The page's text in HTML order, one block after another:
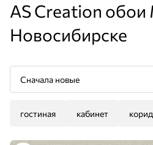
AS Creation
Новосибирске
Сначала новые
гостиная кабинет